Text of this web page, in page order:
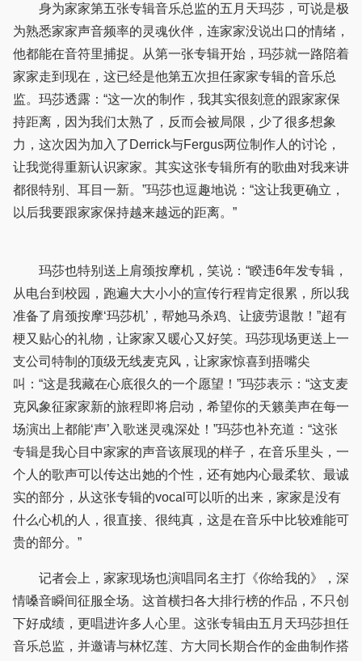
身为家家第五张专辑音乐总监的五月天玛莎，可说是极
为熟悉家家声音频率的灵魂伙伴，连家家没说出口的情绪，
他都能在音符里捕捉。从第一张专辑开始，玛莎就一路陪着
家家走到现在，这已经是他第五次担任家家专辑的音乐总
监。玛莎透露：“这一次的制作，我其实很刻意的跟家家保
持距离，因为我们太熟了，反而会被局限，少了很多想象
力，这次因为加入了Derrick与Fergus两位制作人的讨论，
让我觉得重新认识家家。其实这张专辑所有的歌曲对我来讲
都很特别、耳目一新。”玛莎也逗趣地说：“这让我更确立，
以后我要跟家家保持越来越远的距离。”
玛莎也特别送上肩颈按摩机，笑说：“睽违6年发专辑，
从电台到校园，跑遍大大小小的宣传行程肯定很累，所以我
准备了肩颈按摩‘玛莎机’，帮她马杀鸡、让疲劳退散！”超有
梗又贴心的礼物，让家家又暖心又好笑。玛莎现场更送上一
支公司特制的顶级无线麦克风，让家家惊喜到捂嘴尖
叫：“这是我藏在心底很久的一个愿望！”玛莎表示：“这支麦
克风象征家家新的旅程即将启动，希望你的天籁美声在每一
场演出上都能‘声’入歌迷灵魂深处！”玛莎也补充道：“这张
专辑是我心目中家家的声音该展现的样子，在音乐里头，一
个人的歌声可以传达出她的个性，还有她内心最柔软、最诚
实的部分，从这张专辑的vocal可以听的出来，家家是没有
什么心机的人，很直接、很纯真，这是在音乐中比较难能可
贵的部分。”
记者会上，家家现场也演唱同名主打《你给我的》，深
情嗓音瞬间征服全场。这首横扫各大排行榜的作品，不只创
下好成绩，更唱进许多人心里。这张专辑由五月天玛莎担任
音乐总监，并邀请与林忆莲、方大同长期合作的金曲制作搭